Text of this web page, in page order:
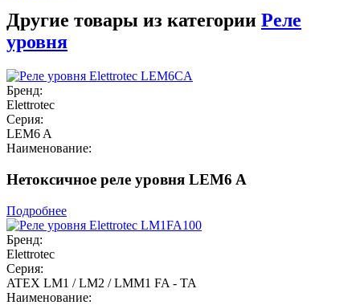
Другие товары из категории Реле
уровня
Бренд:
Elettrotec
Серия:
LEM6 A
Наименование:
Нетоксичное реле уровня LEM6 A
Подробнее
Бренд:
Elettrotec
Серия:
ATEX LM1 / LM2 / LMM1 FA - TA
Наименование: